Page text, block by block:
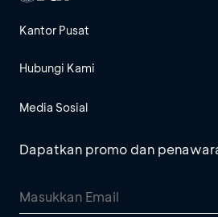
Kantor Pusat
Hubungi Kami
Media Sosial
Dapatkan promo dan